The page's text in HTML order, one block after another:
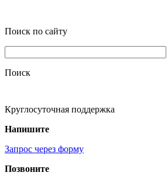
Поиск по сайту
Поиск
Круглосуточная поддержка
Напишите
Запрос через форму
Позвоните